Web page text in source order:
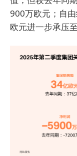
900万欧元；自
欧元进一步承压